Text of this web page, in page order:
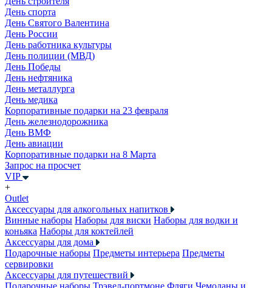
День спорта
День Святого Валентина
День России
День работника культуры
День полиции (МВД)
День Победы
День нефтяника
День металлурга
День медика
Корпоративные подарки на 23 февраля
День железнодорожника
День ВМФ
День авиации
Корпоративные подарки на 8 Марта
Запрос на просчет
VIP
+
Outlet
Аксессуары для алкогольных напитков
Винные наборы Наборы для виски Наборы для водки и
коньяка Наборы для коктейлей
Аксессуары для дома
Подарочные наборы Предметы интерьера Предметы
сервировки
Аксессуары для путешествий
Подарочные наборы Трэвел-портмоне Фляги Чемоданы и